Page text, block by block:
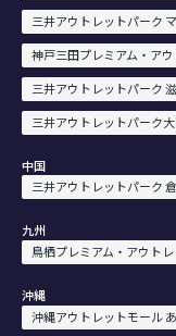
三井アウトレットパーク
神戸三田プレミアム・ア
三井アウトレットパーク
三井アウトレットパーク
中国
三井アウトレットパーク
九州
鳥栖プレミアム・アウト
沖縄
沖縄アウトレットモール